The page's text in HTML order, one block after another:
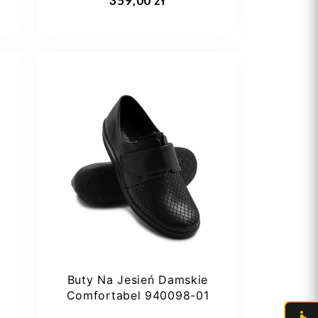
38 42
Buty Na Jesień Damskie
Comfortabel 940098-01